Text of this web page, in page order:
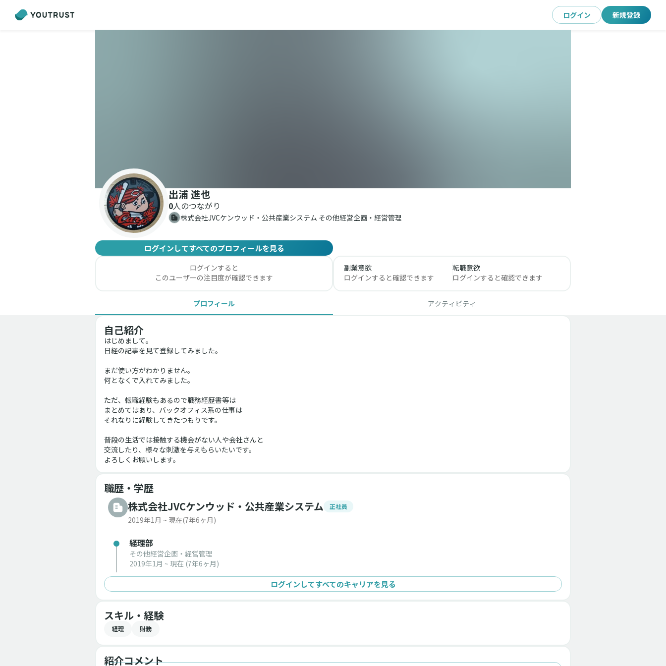
ログイン 新規登録
出浦 進也
0人のつながり
株式会社JVCケンウッド・公共産業システム その他経営企画・経営管理
ログインしてすべてのプロフィールを見る
ログインすると
このユーザーの注目度が確認できます
副業意欲
ログインすると確認できます
転職意欲
ログインすると確認できます
プロフィール アクティビティ
自己紹介
はじめまして。
日経の記事を見て登録してみました。
まだ使い方がわかりません。
何となくで入れてみました。
ただ、転職経験もあるので職務経歴書等は
まとめてはあり、バックオフィス系の仕事は
それなりに経験してきたつもりです。
普段の生活では接触する機会がない人や会社さんと
交流したり、様々な刺激を与えもらいたいです。
よろしくお願いします。
職歴・学歴
株式会社JVCケンウッド・公共産業システム
正社員
2019年1月 ~ 現在(7年6ヶ月)
経理部
その他経営企画・経営管理
2019年1月 ~ 現在 (7年6ヶ月)
ログインしてすべてのキャリアを見る
スキル・経験
経理 財務
紹介コメント